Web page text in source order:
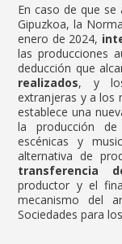
En caso de que se
Gipuzkoa, la
enero de 2024,
las producciones
deducción que
realizados, y los
extranjeras y a los
establece una
la producción
escénicas y
alternativa de
transferencia
productor y el
mecanismo del
Sociedades para